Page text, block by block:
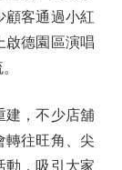
顧客通過小紅
啟德園區演唱
，不少店舖
轉往旺角、尖
動，吸引大家